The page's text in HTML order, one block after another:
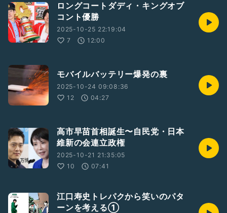
ロングコートダディ・キングオブ
コント優勝
2025-10-25 22:19:04
7
12:00
モバイルバッテリー爆発の裏
2025-10-24 09:08:36
12
04:27
高市早苗首相誕生〜自民党・日本
維新の会連立政権
2025-10-21 21:35:05
10
07:41
江口寿史トレパクから笑いのパタ
ーンを考える①